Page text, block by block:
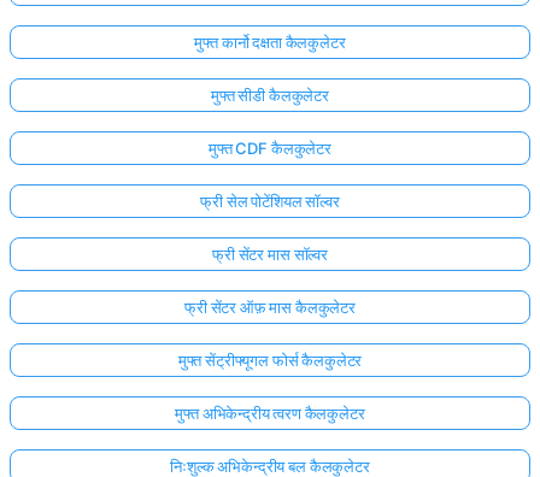
मुफ्त कार्नो दक्षता कैलकुलेटर
मुफ्त सीडी कैलकुलेटर
मुफ्त CDF कैलकुलेटर
फ्री सेल पोटेंशियल सॉल्वर
फ्री सेंटर मास सॉल्वर
फ्री सेंटर ऑफ़ मास कैलकुलेटर
मुफ्त सेंट्रीफ्यूगल फोर्स कैलकुलेटर
मुफ्त अभिकेन्द्रीय त्वरण कैलकुलेटर
निःशुल्क अभिकेन्द्रीय बल कैलकुलेटर